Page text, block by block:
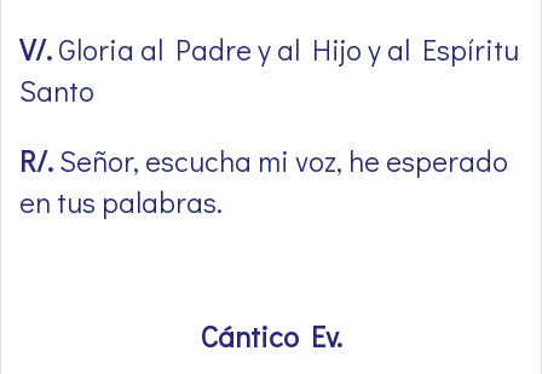
V/.Gloria al Padre y al Hijo y al Espíritu
Santo
R/.Señor, escucha mi voz, he esperado
en tus palabras.
Cántico Ev.